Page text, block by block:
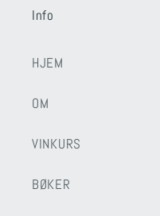
Info
HJEM
OM
VINKURS
BØKER